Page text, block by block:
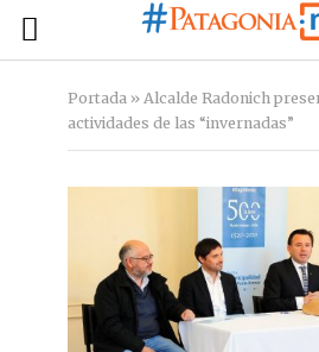
Portada» Alcalde Radonich
actividades de las “invernadas”